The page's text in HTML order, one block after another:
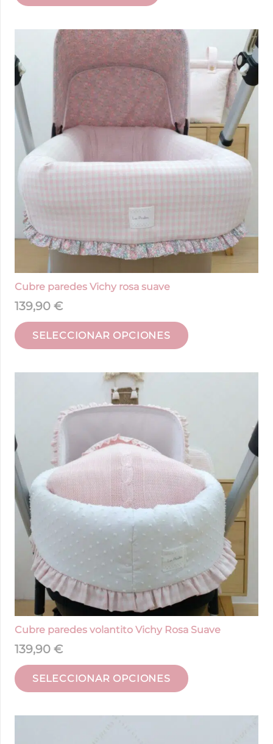
Cubre paredes Vichy rosa suave
139,90 €
SELECCIONAR OPCIONES
Cubre paredes volantito Vichy Rosa Suave
139,90 €
SELECCIONAR OPCIONES